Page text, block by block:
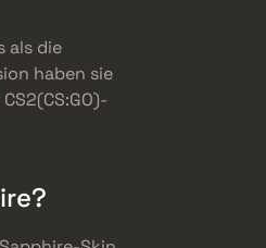
als die
haben sie